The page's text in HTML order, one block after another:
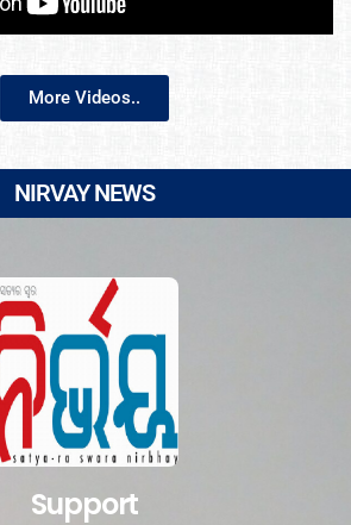
More Videos..
NIRVAY NEWS
Support